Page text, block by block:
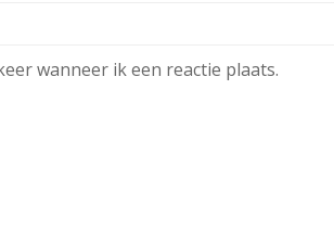
wanneer ik een reactie plaats.